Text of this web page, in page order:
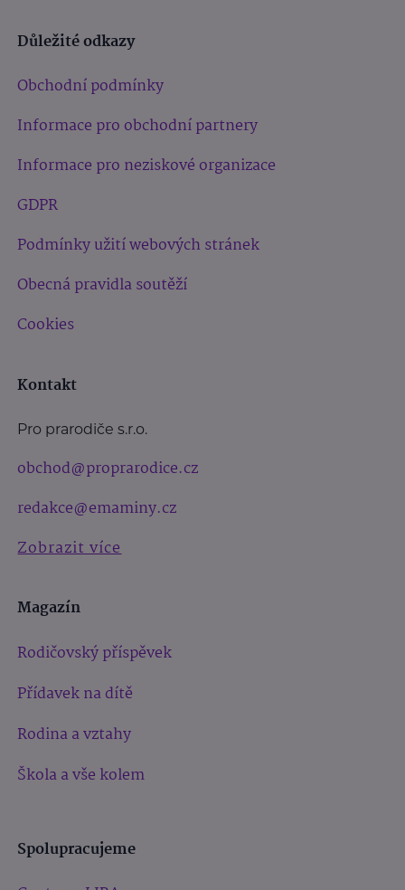
Důležité odkazy
Obchodní podmínky
Informace pro obchodní partnery
Informace pro neziskové organizace
GDPR
Podmínky užití webových stránek
Obecná pravidla soutěží
Cookies
Kontakt
Pro prarodiče s.r.o.
obchod@proprarodice.cz
redakce@emaminy.cz
Zobrazit více
Magazín
Rodičovský příspěvek
Přídavek na dítě
Rodina a vztahy
Škola a vše kolem
Spolupracujeme